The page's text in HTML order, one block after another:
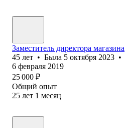
Заместитель директора магазина
45 лет • Была 5 октября 2023 •
6 февраля 2019
25 000 ₽
Общий опыт
25 лет 1 месяц